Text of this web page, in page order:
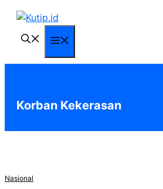
Langsung
Korban Kekerasan
Nasional